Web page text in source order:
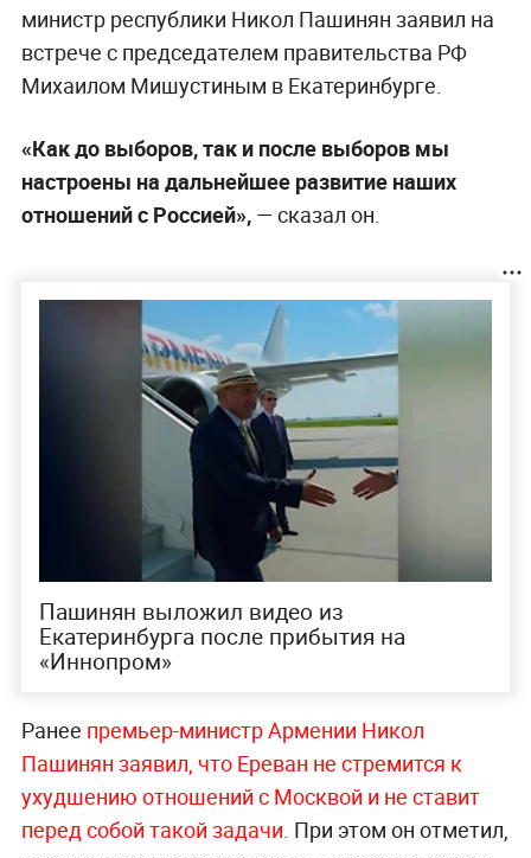
министр республики Никол Пашинян заявил на
встрече с председателем правительства РФ
Михаилом Мишустиным в Екатеринбурге.
«Как до выборов, так и после выборов мы
настроены на дальнейшее развитие наших
отношений с Россией», — сказал он.
Пашинян выложил видео из
Екатеринбурга после прибытия на
«Иннопром»
Ранее премьер-министр Армении Никол
Пашинян заявил, что Ереван не стремится к
ухудшению отношений с Москвой и не ставит
перед собой такой задачи. При этом он отметил,